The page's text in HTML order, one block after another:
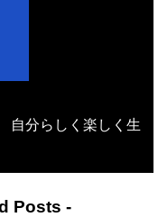
自分らしく楽しく生
Posts -